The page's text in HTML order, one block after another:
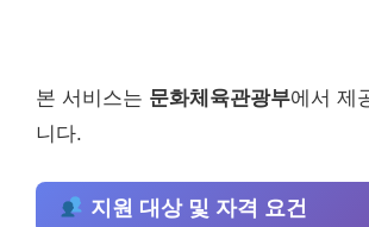
본 서비스는 문화체육관광부에서 제
니다.
지원 대상 및 자격 요건